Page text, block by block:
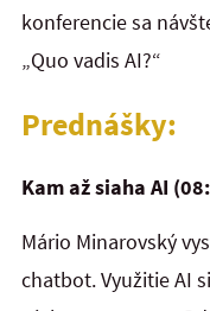
konferencie sa
„Quo vadis AI?“
Prednášky:
Kam až siaha AI
Mário Minarovský
chatbot. Využitie AI